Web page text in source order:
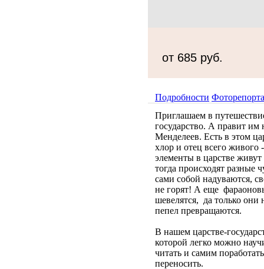
от 685 руб.
Подробности
Приглашаем в
государство. А правит
Менделеев. Есть в этом
хлор и отец всего живого
элементы в царстве
тогда происходят разные
сами собой надуваются,
не горят! А еще
шевелятся, да только
пепел превращаются.
В нашем царстве-
которой легко можно
читать и самим
переносить.